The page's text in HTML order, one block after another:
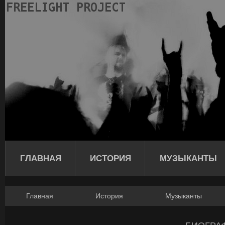
ГЛАВНАЯ ИСТОРИЯ МУЗЫКАНТЫ
Главная История Музыканты